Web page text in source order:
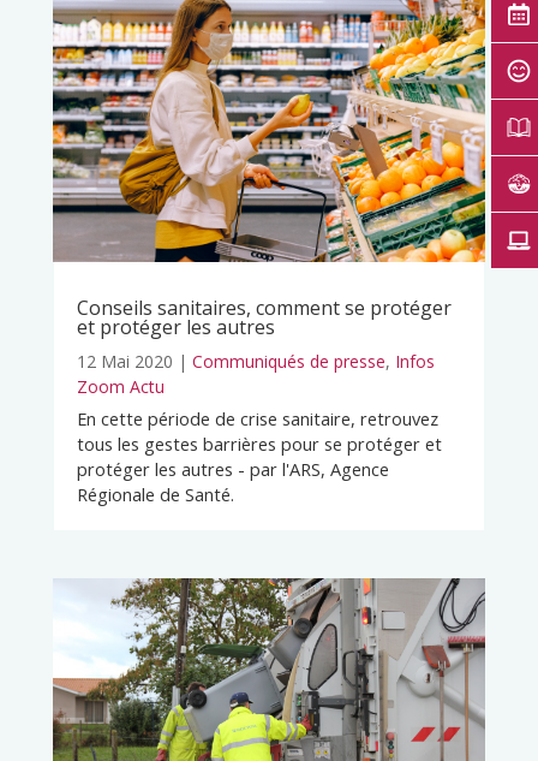
Conseils sanitaires, comment se protéger
et protéger les autres
12 Mai 2020 | Communiqués de presse, Infos
Zoom Actu
En cette période de crise sanitaire, retrouvez
tous les gestes barrières pour se protéger et
protéger les autres - par l'ARS, Agence
Régionale de Santé.